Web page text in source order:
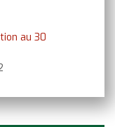
au 30